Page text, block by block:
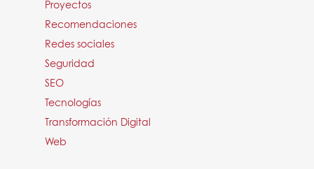
Proyectos
Recomendaciones
Redes sociales
Seguridad
SEO
Tecnologías
Transformación Digital
Web